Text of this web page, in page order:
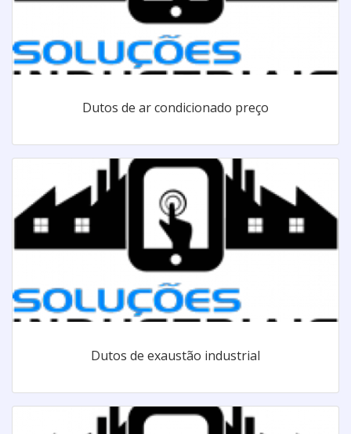
Dutos de ar condicionado preço
Dutos de exaustão industrial